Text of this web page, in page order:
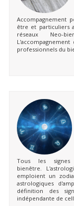
Accompagnement
être et particuliers
réseaux Neo-
professionnels du
Tous les
bienêtre.
emploient un
astrologiques
définition des
indépendante de